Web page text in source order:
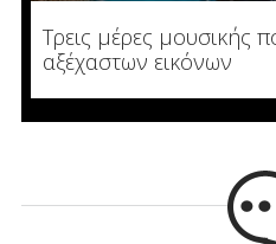
Τρεις μέρες μουσικής
αξέχαστων εικόνων